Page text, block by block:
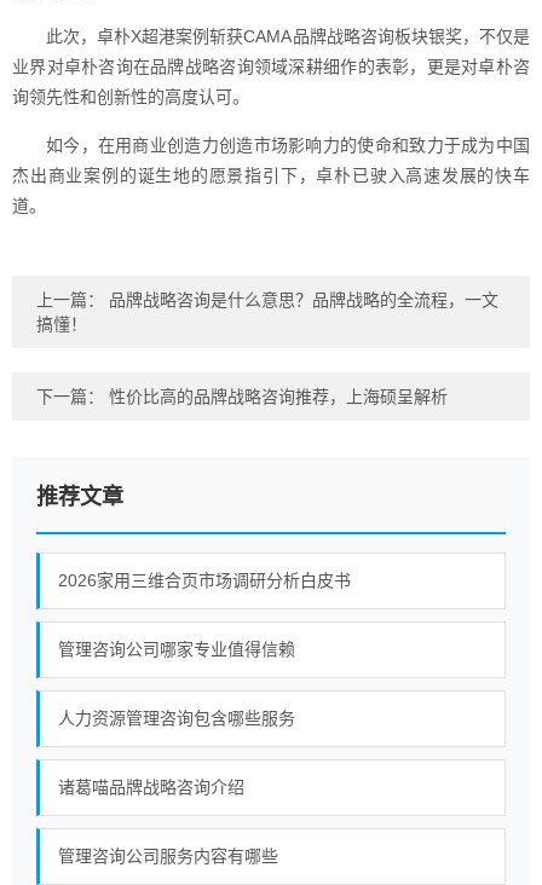
此次，卓朴X超港案例斩获CAMA品牌战略咨询板块银奖，不仅是
业界对卓朴咨询在品牌战略咨询领域深耕细作的表彰，更是对卓朴咨
询领先性和创新性的高度认可。
如今，在用商业创造力创造市场影响力的使命和致力于成为中国
杰出商业案例的诞生地的愿景指引下，卓朴已驶入高速发展的快车
道。
上一篇： 品牌战略咨询是什么意思？品牌战略的全流程，一文
搞懂！
下一篇： 性价比高的品牌战略咨询推荐，上海硕呈解析
推荐文章
2026家用三维合页市场调研分析白皮书
管理咨询公司哪家专业值得信赖
人力资源管理咨询包含哪些服务
诸葛喵品牌战略咨询介绍
管理咨询公司服务内容有哪些